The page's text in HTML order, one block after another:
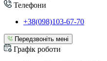
Телефони
+38(098)103-67-70
Передзвоніть мені
Графік роботи